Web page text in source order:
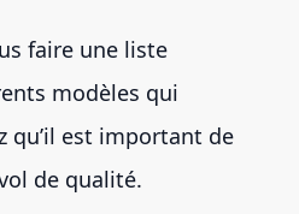
faire une liste
modèles qui
qu’il est important de
de qualité.